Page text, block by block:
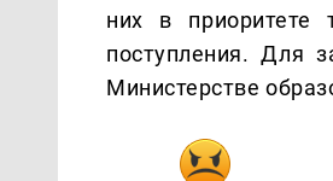
них в приоритете
поступления. Для
Министерстве